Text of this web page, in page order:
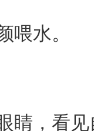
水。
，看见